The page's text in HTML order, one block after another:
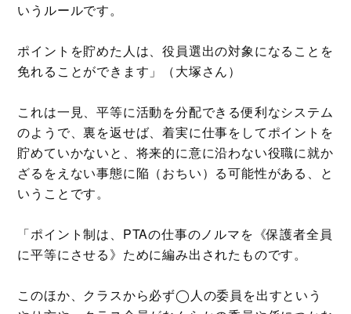
いうルールです。
ポイントを貯めた人は、役員選出の対象になることを
免れることができます」（大塚さん）
これは一見、平等に活動を分配できる便利なシステム
のようで、裏を返せば、着実に仕事をしてポイントを
貯めていかないと、将来的に意に沿わない役職に就か
ざるをえない事態に陥（おちい）る可能性がある、と
いうことです。
「ポイント制は、PTAの仕事のノルマを《保護者全員
に平等にさせる》ために編み出されたものです。
このほか、クラスから必ず◯人の委員を出すという